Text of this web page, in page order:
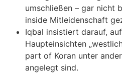
umschließen – gar nicht
inside Mitleidenschaft
Iqbal insistiert darauf,
Haupteinsichten
part of Koran unter
angelegt sind.